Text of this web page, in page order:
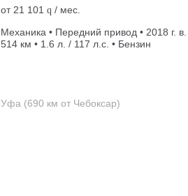
от 21 101 q / мес.
Механика • Передний привод • 2018 г.
514 км • 1.6 л. / 117 л.с. • Бензин
Уфа (690 км от Чебоксар)